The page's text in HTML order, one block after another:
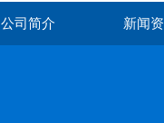
公司简介 新闻